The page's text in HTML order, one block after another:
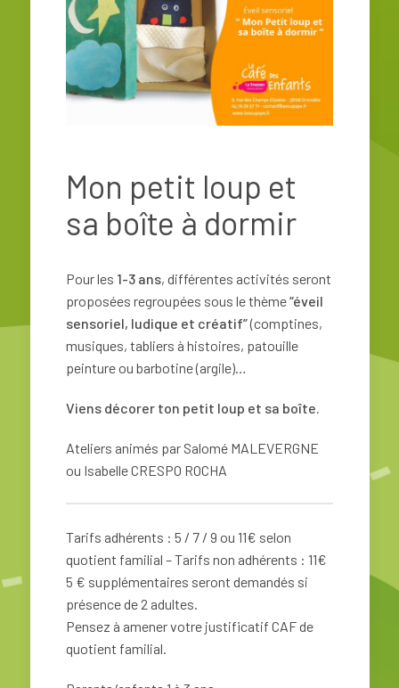
Mon petit loup et
sa boîte à dormir
Pour les 1-3 ans, différentes activités seront
proposées regroupées sous le thème“éveil
sensoriel, ludique et créatif”(comptines,
musiques, tabliers à histoires, patouille
peinture ou barbotine (argile)…
Viens décorer ton petit loup et sa boîte.
Ateliers animés par Salomé MALEVERGNE
ou Isabelle CRESPO ROCHA
Tarifs adhérents : 5 / 7 / 9 ou 11€ selon
quotient familial – Tarifs non adhérents : 11€
5 € supplémentaires seront demandés si
présence de 2 adultes.
Pensez à amener votre justificatif CAF de
quotient familial.